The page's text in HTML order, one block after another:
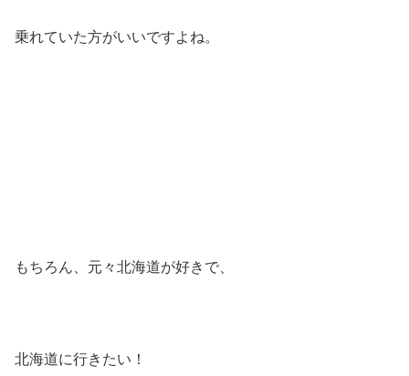
乗れていた方がいいですよね。
もちろん、元々北海道が好きで、
北海道に行きたい！